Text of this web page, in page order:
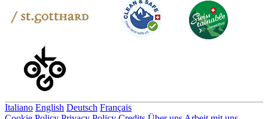
Italiano English Deutsch Français